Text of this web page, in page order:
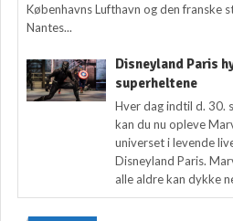
Københavns Lufthavn og den franske
Nantes...
Disneyland Paris
superheltene
Hver dag indtil d. 30.
kan du nu opleve
universet i levende
Disneyland Paris.
alle aldre kan dykke